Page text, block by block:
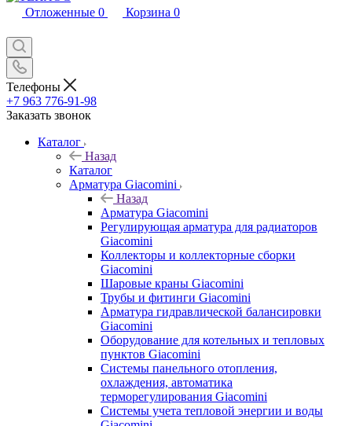
Отложенные 0 Корзина 0
Телефоны
+7 963 776-91-98
Заказать звонок
Каталог
Назад
Каталог
Арматура Giacomini
Назад
Арматура Giacomini
Регулирующая арматура для радиаторов
Giacomini
Коллекторы и коллекторные сборки
Giacomini
Шаровые краны Giacomini
Трубы и фитинги Giacomini
Арматура гидравлической балансировки
Giacomini
Оборудование для котельных и тепловых
пунктов Giacomini
Системы панельного отопления,
охлаждения, автоматика
терморегулирования Giacomini
Системы учета тепловой энергии и воды